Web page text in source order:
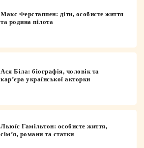
Макс Ферстаппен: діти, особисте життя
та родина пілота
Ася Біла: біографія, чоловік та
кар’єра української акторки
Льюїс Гамільтон: особисте життя,
сім’я, романи та статки